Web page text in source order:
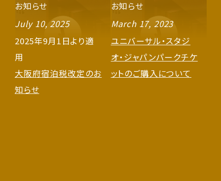
お知らせ
July 10, 2025
2025年9月1日より適
用
大阪府宿泊税改定のお
知らせ
お知らせ
March 17, 2023
ユニバーサル・スタジ
オ・ジャパンパークチケ
ットのご購入について